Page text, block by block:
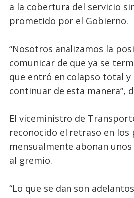
a la cobertura del servicio
prometido por el Gobierno.
“Nosotros analizamos la
comunicar de que ya se
que entró en colapso total y
continuar de esta manera”,
El viceministro de
reconocido el retraso en los
mensualmente abonan unos
al gremio.
“Lo que se dan son